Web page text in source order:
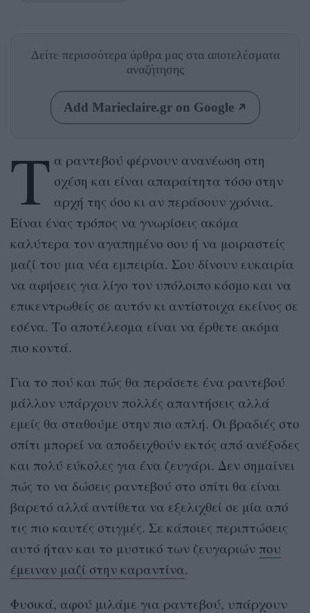
Δείτε περισσότερα άρθρα μας στα αποτελέσματα
αναζήτησης
Add Marieclaire.gr on Google
Τ α ραντεβού φέρνουν ανανέωση στη
σχέση και είναι απαραίτητα τόσο στην
αρχή της όσο κι αν περάσουν χρόνια.
Είναι ένας τρόπος να γνωρίσεις ακόμα
καλύτερα τον αγαπημένο σου ή να μοιραστείς
μαζί του μια νέα εμπειρία. Σου δίνουν ευκαιρία
να αφήσεις για λίγο τον υπόλοιπο κόσμο και να
επικεντρωθείς σε αυτόν κι αντίστοιχα εκείνος σε
εσένα. Το αποτέλεσμα είναι να έρθετε ακόμα
πιο κοντά.
Για το πού και πώς θα περάσετε ένα ραντεβού
μάλλον υπάρχουν πολλές απαντήσεις αλλά
εμείς θα σταθούμε στην πιο απλή. Οι βραδιές στο
σπίτι μπορεί να αποδειχθούν εκτός από ανέξοδες
και πολύ εύκολες για ένα ζευγάρι. Δεν σημαίνει
πώς το να δώσεις ραντεβού στο σπίτι θα είναι
βαρετό αλλά αντίθετα να εξελιχθεί σε μία από
τις πιο καυτές στιγμές. Σε κάποιες περιπτώσεις
αυτό ήταν και το μυστικό των ζευγαριών που
έμειναν μαζί στην καραντίνα.
Φυσικά, αφού μιλάμε για ραντεβού, υπάρχουν